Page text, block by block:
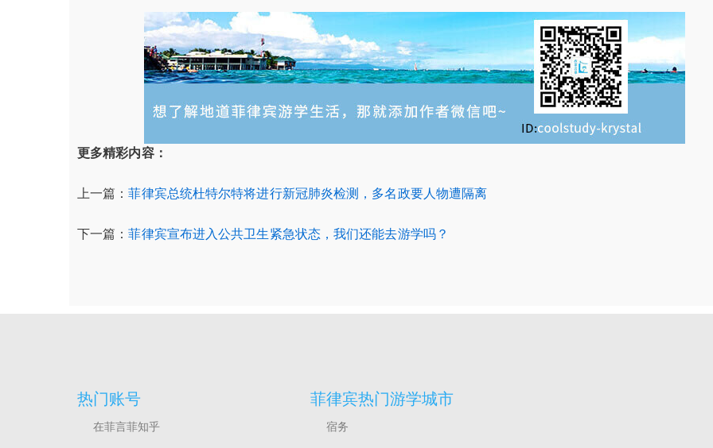
更多精彩内容：
上一篇：菲律宾总统杜特尔特将进行新冠肺炎检测，多名政要人物遭隔离
下一篇：菲律宾宣布进入公共卫生紧急状态，我们还能去游学吗？
热门账号
在菲言菲知乎
菲律宾热门游学城市
宿务